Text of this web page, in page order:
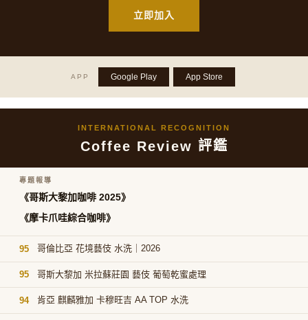
立即加入
APP Google Play App Store
INTERNATIONAL RECOGNITION
Coffee Review 評鑑
專題報導
《哥斯大黎加咖啡 2025》
《摩卡爪哇綜合咖啡》
95 哥倫比亞 花境藝伎 水洗｜2026
95 哥斯大黎加 米拉蘇莊園 藝伎 葡萄乾蜜處理
94 肯亞 麒麟雅加 卡穆旺吉 AA TOP 水洗